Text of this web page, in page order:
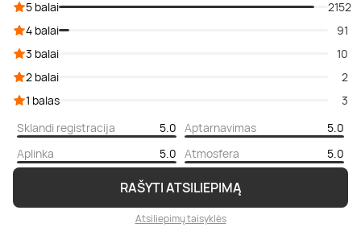
RAŠYTI ATSILIEPIMĄ
Atsiliepimų taisyklės
5 balai
2152
4 balai
91
3 balai
10
2 balai
2
1 balas
3
Sklandi registracija
5.0 Aptarnavimas
5.0
Aplinka
5.0 Atmosfera 5.0